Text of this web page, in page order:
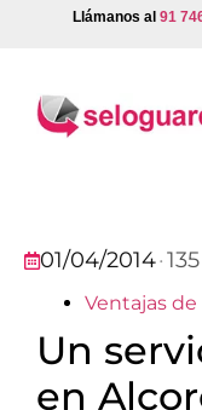
Llámanos al91
01/04/2014·
Ventajas
Un
en